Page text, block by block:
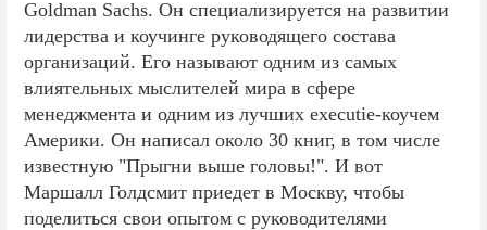
Goldman Sachs. Он специализируется на развитии
лидерства и коучинге руководящего состава
организаций. Его называют одним из самых
влиятельных мыслителей мира в сфере
менеджмента и одним из лучших executie-коучем
Америки. Он написал около 30 книг, в том числе
известную "Прыгни выше головы!". И вот
Маршалл Голдсмит приедет в Москву, чтобы
поделиться свои опытом с руководителями